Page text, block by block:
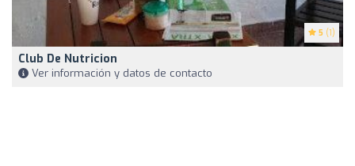
5 (1)
Club De Nutricion
Ver información y datos de contacto